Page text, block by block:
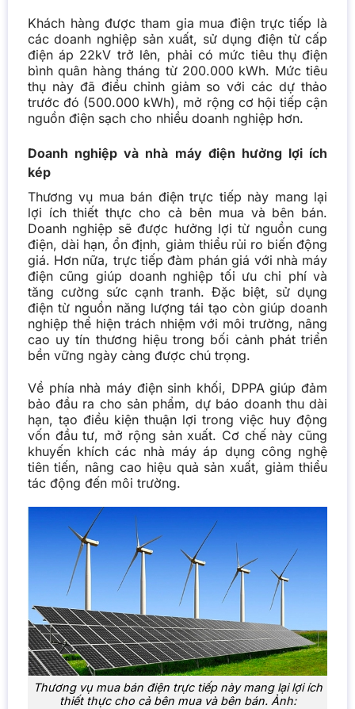
Khách hàng được tham gia mua điện trực tiếp là
các doanh nghiệp sản xuất, sử dụng điện từ cấp
điện áp 22kV trở lên, phải có mức tiêu thụ điện
bình quân hàng tháng từ 200.000 kWh. Mức tiêu
thụ này đã điều chỉnh giảm so với các dự thảo
trước đó (500.000 kWh), mở rộng cơ hội tiếp cận
nguồn điện sạch cho nhiều doanh nghiệp hơn.
Doanh nghiệp và nhà máy điện hưởng lợi ích
kép
Thương vụ mua bán điện trực tiếp này mang lại
lợi ích thiết thực cho cả bên mua và bên bán.
Doanh nghiệp sẽ được hưởng lợi từ nguồn cung
điện, dài hạn, ổn định, giảm thiểu rủi ro biến động
giá. Hơn nữa, trực tiếp đàm phán giá với nhà máy
điện cũng giúp doanh nghiệp tối ưu chi phí và
tăng cường sức cạnh tranh. Đặc biệt, sử dụng
điện từ nguồn năng lượng tái tạo còn giúp doanh
nghiệp thể hiện trách nhiệm với môi trường, nâng
cao uy tín thương hiệu trong bối cảnh phát triển
bền vững ngày càng được chú trọng.
Về phía nhà máy điện sinh khối, DPPA giúp đảm
bảo đầu ra cho sản phẩm, dự báo doanh thu dài
hạn, tạo điều kiện thuận lợi trong việc huy động
vốn đầu tư, mở rộng sản xuất. Cơ chế này cũng
khuyến khích các nhà máy áp dụng công nghệ
tiên tiến, nâng cao hiệu quả sản xuất, giảm thiểu
tác động đến môi trường.
Thương vụ mua bán điện trực tiếp này mang lại lợi ích
thiết thực cho cả bên mua và bên bán. Ảnh: